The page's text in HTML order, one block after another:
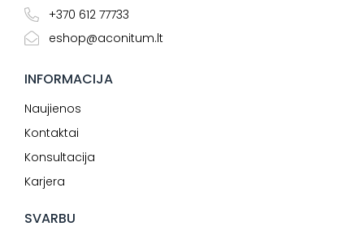
+370 612 77733
eshop@aconitum.lt
INFORMACIJA
Naujienos
Kontaktai
Konsultacija
Karjera
SVARBU